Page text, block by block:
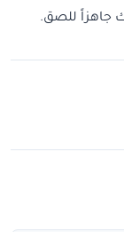
جاهزاً للصق.